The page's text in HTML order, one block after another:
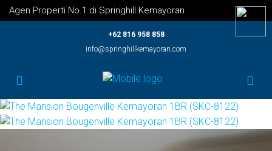
Agen Properti No.1 di Springhill Kemayoran
+62 816 958 858
info@springhillkemayoran.com